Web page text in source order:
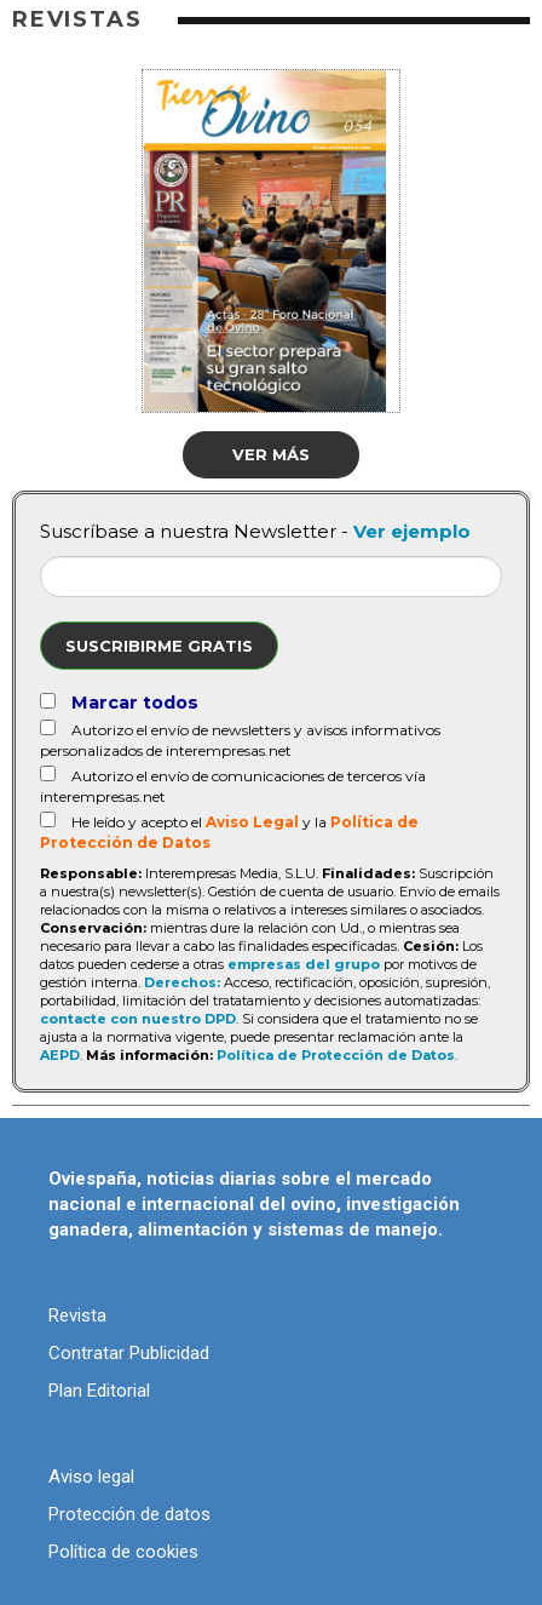
REVISTAS
VER MÁS
Suscríbase a nuestra Newsletter - Ver ejemplo
SUSCRIBIRME GRATIS
Marcar todos
Autorizo el envío de newsletters y avisos informativos
personalizados de interempresas.net
Autorizo el envío de comunicaciones de terceros vía
interempresas.net
He leído y acepto el Aviso Legal y la Política de
Protección de Datos
Responsable: Interempresas Media, S.L.U. Finalidades: Suscripción
a nuestra(s) newsletter(s). Gestión de cuenta de usuario. Envío de emails
relacionados con la misma o relativos a intereses similares o asociados.
Conservación: mientras dure la relación con Ud., o mientras sea
necesario para llevar a cabo las finalidades especificadas. Cesión: Los
datos pueden cederse a otras empresas del grupo por motivos de
gestión interna. Derechos: Acceso, rectificación, oposición, supresión,
portabilidad, limitación del tratatamiento y decisiones automatizadas:
contacte con nuestro DPD. Si considera que el tratamiento no se
ajusta a la normativa vigente, puede presentar reclamación ante la
AEPD. Más información: Política de Protección de Datos.
Oviespaña, noticias diarias sobre el mercado
nacional e internacional del ovino, investigación
ganadera, alimentación y sistemas de manejo.
Revista
Contratar Publicidad
Plan Editorial
Aviso legal
Protección de datos
Política de cookies